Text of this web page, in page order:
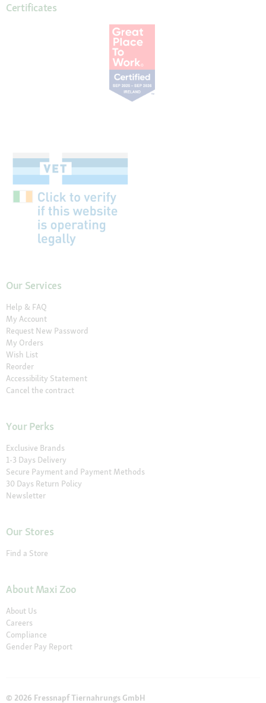
Certificates
Our Services
Help & FAQ
My Account
Request New Password
My Orders
Wish List
Reorder
Accessibility Statement
Cancel the contract
Your Perks
Exclusive Brands
1-3 Days Delivery
Secure Payment and Payment Methods
30 Days Return Policy
Newsletter
Our Stores
Find a Store
About Maxi Zoo
About Us
Careers
Compliance
Gender Pay Report
© 2026 Fressnapf Tiernahrungs GmbH